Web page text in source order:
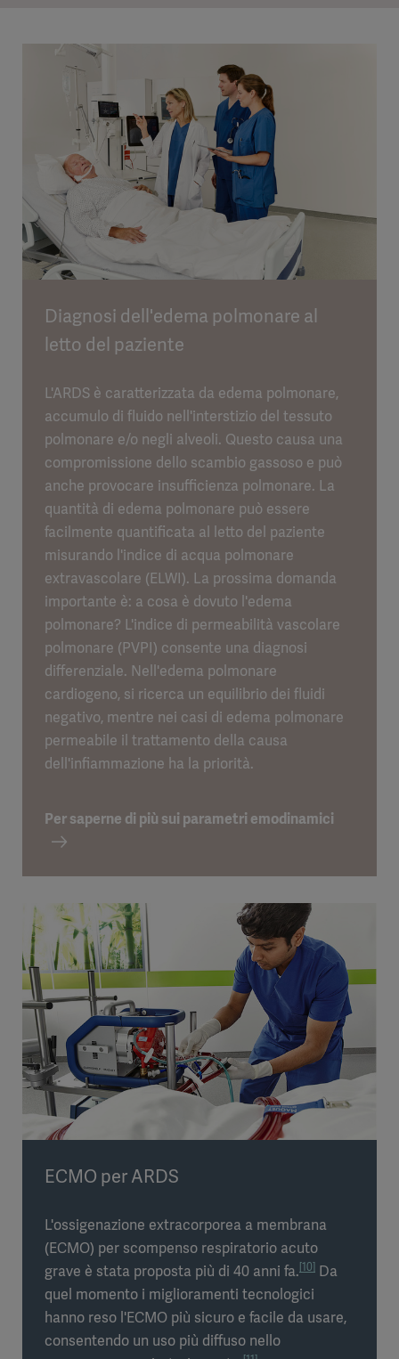
Diagnosi dell'edema polmonare al
letto del paziente
L'ARDS è caratterizzata da edema polmonare,
accumulo di fluido nell'interstizio del tessuto
polmonare e/o negli alveoli. Questo causa una
compromissione dello scambio gassoso e può
anche provocare insufficienza polmonare. La
quantità di edema polmonare può essere
facilmente quantificata al letto del paziente
misurando l'indice di acqua polmonare
extravascolare (ELWI). La prossima domanda
importante è: a cosa è dovuto l'edema
polmonare? L'indice di permeabilità vascolare
polmonare (PVPI) consente una diagnosi
differenziale. Nell'edema polmonare
cardiogeno, si ricerca un equilibrio dei fluidi
negativo, mentre nei casi di edema polmonare
permeabile il trattamento della causa
dell'infiammazione ha la priorità.
Per saperne di più sui parametri emodinamici
ECMO per ARDS
L'ossigenazione extracorporea a membrana
(ECMO) per scompenso respiratorio acuto
grave è stata proposta più di 40 anni fa.[10] Da
quel momento i miglioramenti tecnologici
hanno reso l'ECMO più sicuro e facile da usare,
consentendo un uso più diffuso nello